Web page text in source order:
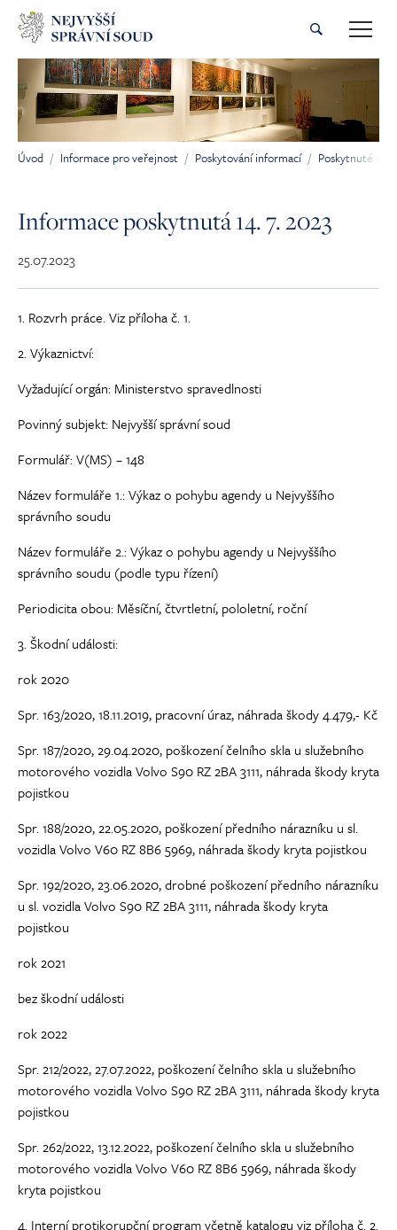
Přeskočit na hlavní obsah
Jsi tady:
Úvod Informace pro veřejnost Poskytování informací Poskytnuté
Informace poskytnutá 14. 7. 2023
25.07.2023
1. Rozvrh práce. Viz příloha č. 1.
2. Výkaznictví:
Vyžadující orgán: Ministerstvo spravedlnosti
Povinný subjekt: Nejvyšší správní soud
Formulář: V(MS) – 148
Název formuláře 1.: Výkaz o pohybu agendy u Nejvyššího
správního soudu
Název formuláře 2.: Výkaz o pohybu agendy u Nejvyššího
správního soudu (podle typu řízení)
Periodicita obou: Měsíční, čtvrtletní, pololetní, roční
3. Škodní události:
rok 2020
Spr. 163/2020, 18.11.2019, pracovní úraz, náhrada škody 4.479,- Kč
Spr. 187/2020, 29.04.2020, poškození čelního skla u služebního
motorového vozidla Volvo S90 RZ 2BA 3111, náhrada škody kryta
pojistkou
Spr. 188/2020, 22.05.2020, poškození předního nárazníku u sl.
vozidla Volvo V60 RZ 8B6 5969, náhrada škody kryta pojistkou
Spr. 192/2020, 23.06.2020, drobné poškození předního nárazníku
u sl. vozidla Volvo S90 RZ 2BA 3111, náhrada škody kryta
pojistkou
rok 2021
bez škodní události
rok 2022
Spr. 212/2022, 27.07.2022, poškození čelního skla u služebního
motorového vozidla Volvo S90 RZ 2BA 3111, náhrada škody kryta
pojistkou
Spr. 262/2022, 13.12.2022, poškození čelního skla u služebního
motorového vozidla Volvo V60 RZ 8B6 5969, náhrada škody
kryta pojistkou
4. Interní protikorupční program včetně katalogu viz příloha č. 2.